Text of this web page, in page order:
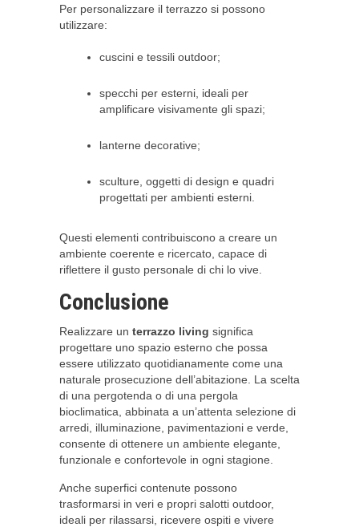
Per personalizzare il terrazzo si possono
utilizzare:
cuscini e tessili outdoor;
specchi per esterni, ideali per
amplificare visivamente gli spazi;
lanterne decorative;
sculture, oggetti di design e quadri
progettati per ambienti esterni.
Questi elementi contribuiscono a creare un
ambiente coerente e ricercato, capace di
riflettere il gusto personale di chi lo vive.
Conclusione
Realizzare un terrazzo living significa
progettare uno spazio esterno che possa
essere utilizzato quotidianamente come una
naturale prosecuzione dell’abitazione. La scelta
di una pergotenda o di una pergola
bioclimatica, abbinata a un’attenta selezione di
arredi, illuminazione, pavimentazioni e verde,
consente di ottenere un ambiente elegante,
funzionale e confortevole in ogni stagione.
Anche superfici contenute possono
trasformarsi in veri e propri salotti outdoor,
ideali per rilassarsi, ricevere ospiti e vivere